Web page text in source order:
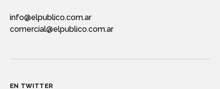
info@elpublico.com.ar
comercial@elpublico.com.ar
EN TWITTER